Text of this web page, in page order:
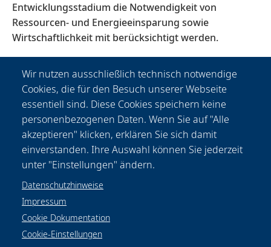
Entwicklungsstadium die Notwendigkeit von
Ressourcen- und Energieeinsparung sowie
Wirtschaftlichkeit mit berücksichtigt werden.
Wir nutzen ausschließlich technisch notwendige
Cookies, die für den Besuch unserer Webseite
essentiell sind. Diese Cookies speichern keine
personenbezogenen Daten. Wenn Sie auf "Alle
akzeptieren" klicken, erklären Sie sich damit
einverstanden. Ihre Auswahl können Sie jederzeit
unter "Einstellungen" ändern.
Datenschutzhinweise
Impressum
Cookie Dokumentation
Cookie-Einstellungen